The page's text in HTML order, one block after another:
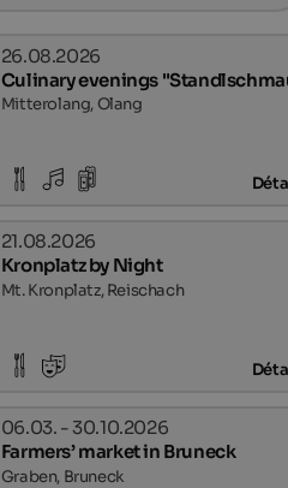
26.08.2026
Culinary evenings
Mitterolang, Olang
21.08.2026
Kronplatz by Night
Mt. Kronplatz, Reischach
06.03. - 30.10.2026
Farmers’ market in Bruneck
Graben, Bruneck